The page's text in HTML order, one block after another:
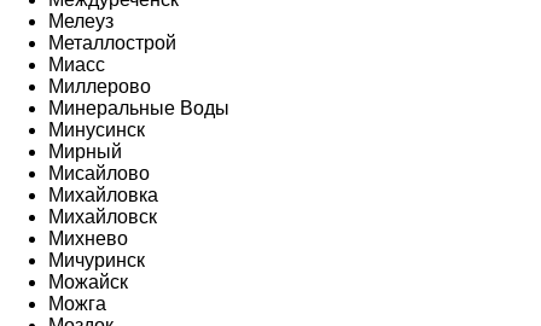
Мелеуз
Металлострой
Миасс
Миллерово
Минеральные Воды
Минусинск
Мирный
Мисайлово
Михайловка
Михайловск
Михнево
Мичуринск
Можайск
Можга